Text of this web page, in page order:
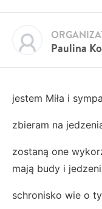
Paulina
jestem Miła i
zbieram na
zostaną one
mają budy i
schronisko wie o